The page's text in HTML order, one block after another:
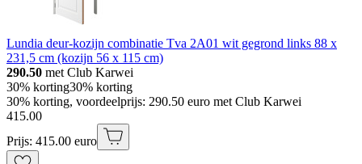
Lundia deur-kozijn combinatie Tva 2A01 wit gegrond links 88 x
231,5 cm (kozijn 56 x 115 cm)
290.50 met Club Karwei
30% korting30% korting
30% korting, voordeelprijs: 290.50 euro met Club Karwei
415.00
Prijs: 415.00 euro